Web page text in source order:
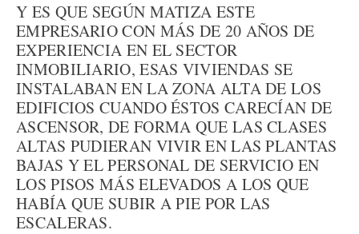
Y ES QUE SEGÚN MATIZA ESTE
EMPRESARIO CON MÁS DE 20 AÑOS DE
EXPERIENCIA EN EL SECTOR
INMOBILIARIO, ESAS VIVIENDAS SE
INSTALABAN EN LA ZONA ALTA DE LOS
EDIFICIOS CUANDO ÉSTOS CARECÍAN DE
ASCENSOR, DE FORMA QUE LAS CLASES
ALTAS PUDIERAN VIVIR EN LAS PLANTAS
BAJAS Y EL PERSONAL DE SERVICIO EN
LOS PISOS MÁS ELEVADOS A LOS QUE
HABÍA QUE SUBIR A PIE POR LAS
ESCALERAS.